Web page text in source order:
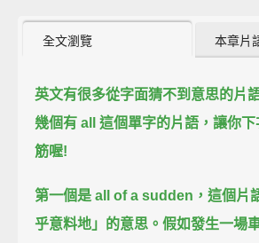
全文瀏覽 本章片
英文有很多從字面猜不到意思的片
幾個有 all 這個單字的片語，讓你下
筋喔!
第一個是 all of a sudden，這個片
乎意料地」的意思。假如發生一場